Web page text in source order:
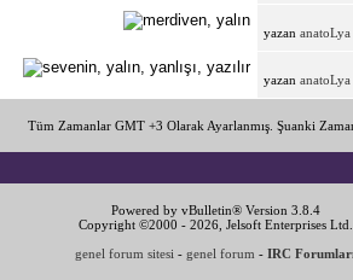
yazananatoLya
yazananatoLya
Tüm Zamanlar GMT +3 Olarak Ayarlanmış. Şuanki
Powered by vBulletin® Version 3.8.4
Copyright ©2000 - 2026, Jelsoft Enterprises Ltd.
genel forum sitesi - genel forum - IRC